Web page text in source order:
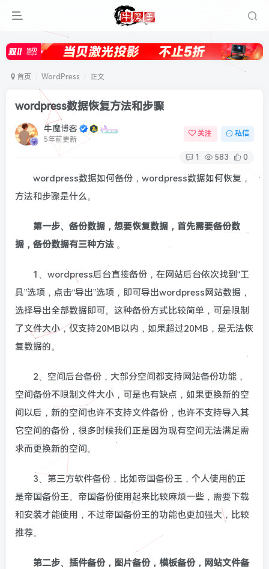
首页 WordPress 正文
wordpress数据恢复方法和步骤
牛魔博客
5年前更新
关注 私信
1 583 0
wordpress数据如何备份，wordpress数据如何恢复，
方法和步骤是什么。
第一步、备份数据，想要恢复数据，首先需要备份数
据，备份数据有三种方法 。
1、wordpress后台直接备份，在网站后台依次找到“工
具”选项，点击“导出”选项，即可导出wordpress网站数据，
选择导出全部数据即可。这种备份方式比较简单，可是限制
了文件大小，仅支持20MB以内，如果超过20MB，是无法恢
复数据的。
2、空间后台备份，大部分空间都支持网站备份功能，
空间备份不限制文件大小，可是也有缺点，如果更换新的空
间以后，新的空间也许不支持文件备份，也许不支持导入其
它空间的备份，很多时候我们正是因为现有空间无法满足需
求而更换新的空间。
3、第三方软件备份，比如帝国备份王，个人使用的正
是帝国备份王。帝国备份使用起来比较麻烦一些，需要下载
和安装才能使用，不过帝国备份王的功能也更加强大，比较
推荐。
第二步、插件备份，图片备份，模板备份，网站文件备